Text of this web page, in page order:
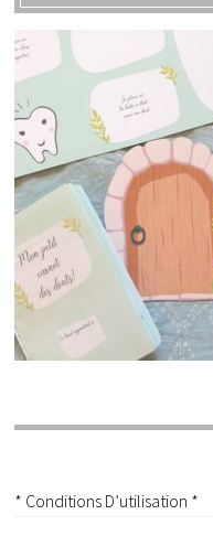
* Conditions D’utilisation *